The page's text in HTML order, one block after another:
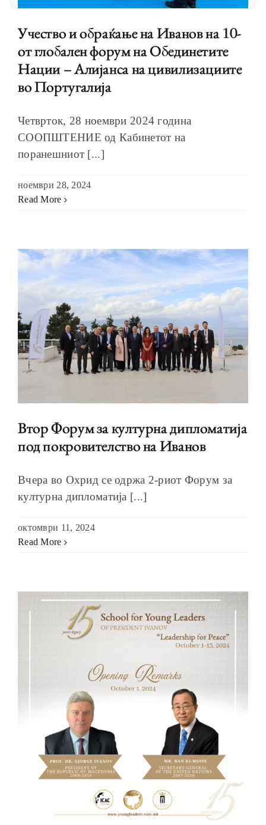
Учество и обраќање на Иванов на 10-
от глобален форум на Обединетитe
Нации – Алијанса на цивилизациите
во Португалија
Четврток, 28 ноември 2024 година
СООПШТЕНИЕ од Кабинетот на
поранешниот [...]
ноември 28, 2024
Read More
Втор Форум за културна дипломатија
под покровителство на Иванов
Вчера во Охрид се одржа 2-риот Форум за
културна дипломатија [...]
октомври 11, 2024
Read More